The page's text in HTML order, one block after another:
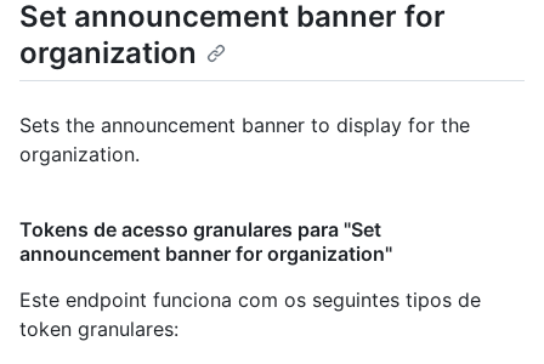
Set announcement banner for
organization
Sets the announcement banner to display for the
organization.
Tokens de acesso granulares para "Set
announcement banner for organization"
Este endpoint funciona com os seguintes tipos de
token granulares: